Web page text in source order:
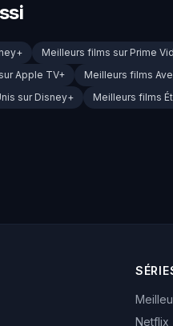
Meilleurs films sur Prime
Apple TV+
Meilleurs films
sur Disney+
Meilleurs films
Netflix